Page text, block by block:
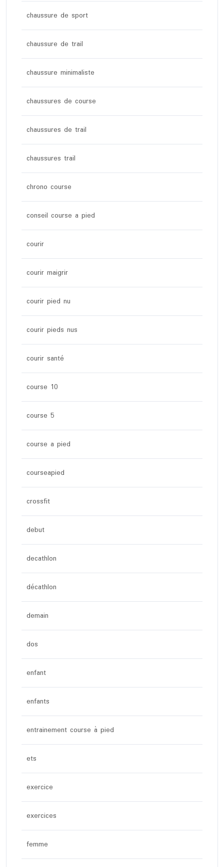
chaussure de sport
chaussure de trail
chaussure minimaliste
chaussures de course
chaussures de trail
chaussures trail
chrono course
conseil course a pied
courir
courir maigrir
courir pied nu
courir pieds nus
courir santé
course 10
course 5
course a pied
courseapied
crossfit
debut
decathlon
décathlon
demain
dos
enfant
enfants
entrainement course à pied
ets
exercice
exercices
femme